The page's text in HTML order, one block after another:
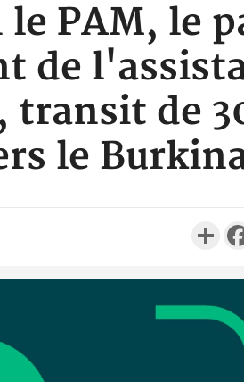
PAM, le
de
transit de
le